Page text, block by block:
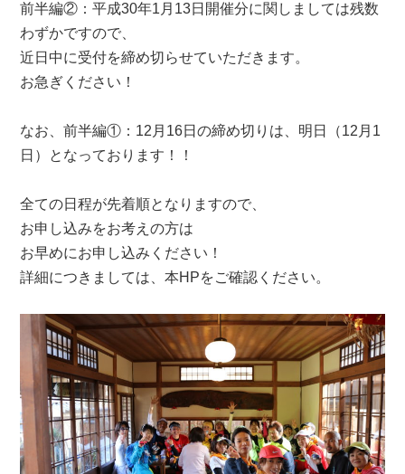
前半編②：平成30年1月13日開催分に関しましては残数
わずかですので、
近日中に受付を締め切らせていただきます。
お急ぎください！
なお、前半編①：12月16日の締め切りは、明日（12月1
日）となっております！！
全ての日程が先着順となりますので、
お申し込みをお考えの方は
お早めにお申し込みください！
詳細につきましては、本HPをご確認ください。